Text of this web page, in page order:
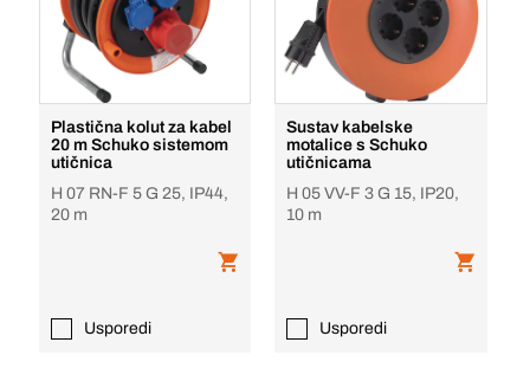
Plastična kolut za kabel
20 m Schuko sistemom
utičnica
H 07 RN-F 5 G 25, IP44,
20 m
Usporedi
Sustav kabelske
motalice s Schuko
utičnicama
H 05 VV-F 3 G 15, IP20,
10 m
Usporedi